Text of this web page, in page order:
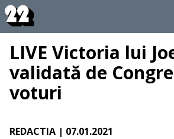
LIVE Victoria lui
validată de
voturi
REDACTIA | 07.01.2021